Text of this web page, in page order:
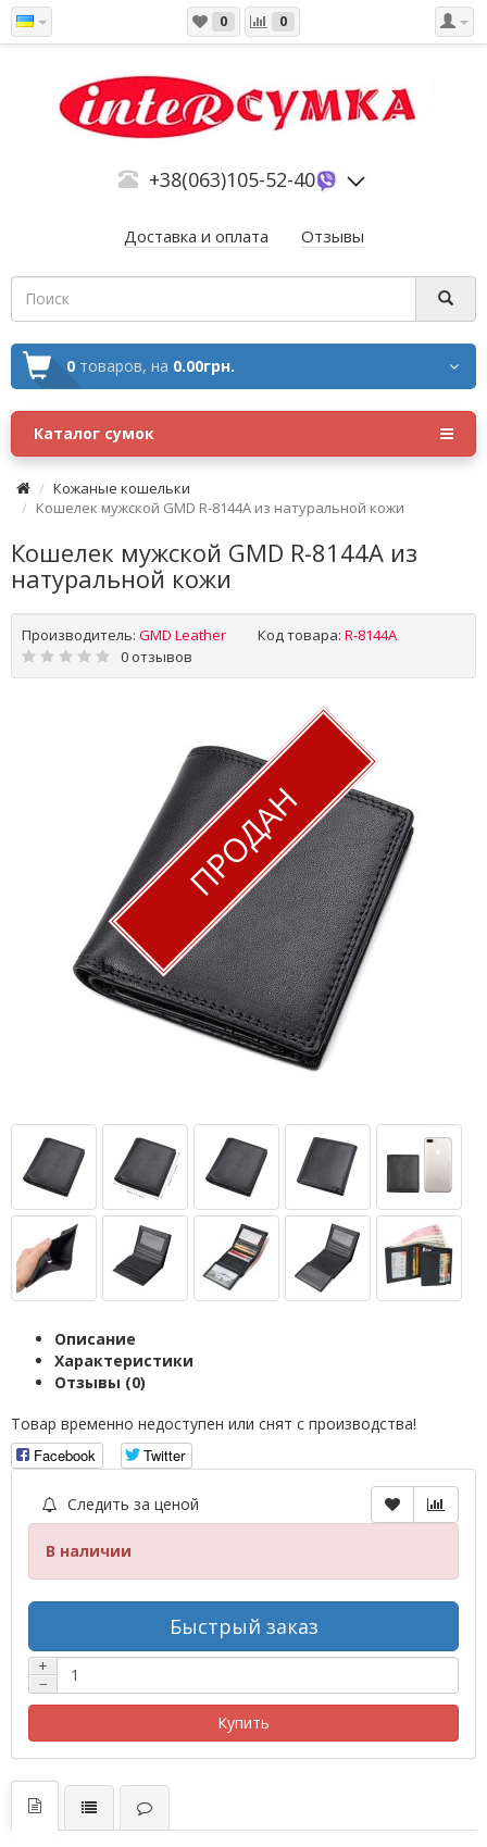
0 0
+38(063)105-52-40
Доставка и оплата Отзывы
0 товаров, на 0.00грн.
Каталог сумок
Кожаные кошельки
Кошелек мужской GMD R-8144A из натуральной кожи
Кошелек мужской GMD R-8144A из
натуральной кожи
Производитель: GMD Leather Код товара: R-8144A
0 отзывов
ПРОДАН
Описание
Характеристики
Отзывы (0)
Товар временно недоступен или снят с производства!
Facebook
Twitter
Следить за ценой
В наличии
Быстрый заказ
+
−
Купить